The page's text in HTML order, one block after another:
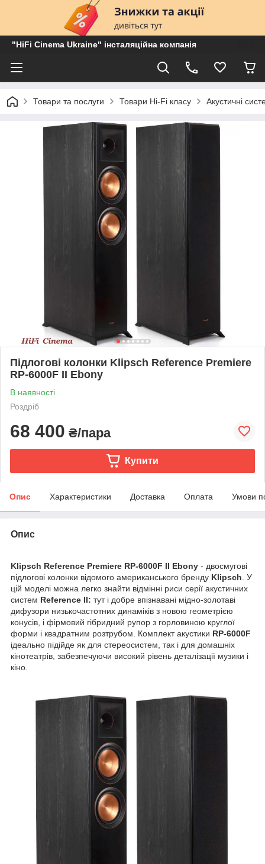
"HiFi Cinema Ukraine" інсталяційна компанія
Товари та послуги Товари Hi-Fi класу Акустичні
Підлогові колонки Klipsch Reference Premiere
RP-6000F II Ebony
В наявності
Роздріб
68 400 ₴/пара
Купити
Опис Характеристики Доставка Оплата Умови
Опис
Klipsch Reference Premiere RP-6000F II Ebony - двосмугові
підлогові колонки відомого американського бренду Klipsch . У
цій моделі можна легко знайти відмінні риси серії акустичних
систем Reference II: тут і добре впізнавані мідно-золотаві
дифузори низькочастотних динаміків з новою геометрією
конусів, і фірмовий гібридний рупор з горловиною круглої
форми і квадратним розтрубом. Комплект акустики RP-6000F
ідеально підійде як для стереосистем, так і для домашніх
кінотеатрів, забезпечуючи високий рівень деталізації музики і
кіно.